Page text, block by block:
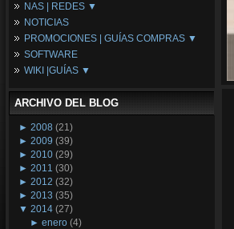
Placas Base
Procesadores
Periféricos
Refrigeración
Tarjetas Gráficas
NAS | REDES ▼
NAS
Espacio Synology
Redes
NOTICIAS
PROMOCIONES | GUÍAS COMPRAS ▼
Configuraciones Ordenadores
Guías de Compras
SOFTWARE
WIKI |GUÍAS ▼
Wikipedia
ARCHIVO DEL BLOG
► 2008 (21)
► 2009 (39)
► 2010 (29)
► 2011 (30)
► 2012 (32)
► 2013 (35)
▼ 2014 (27)
►enero (4)